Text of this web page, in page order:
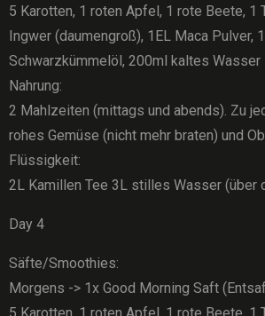
5 Karotten, 1 roten Apfel, 1 rote Beete, 1
Ingwer (daumengroß), 1EL Maca Pulver,
Schwarzkümmelöl, 200ml kaltes Wasser
Nahrung:
2 Mahlzeiten (mittags und abends). Zu
rohes Gemüse (nicht mehr braten) und
Flüssigkeit:
2L Kamillen Tee 3L stilles Wasser (über
Day 4
Säfte/Smoothies:
Morgens -> 1x Good Morning Saft